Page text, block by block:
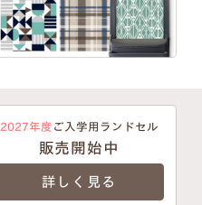
2027年度 ご入学用ランドセル
販売開始中
詳しく見る